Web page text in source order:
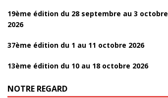
19ème édition du 28 septembre au 3 octobre
2026
37ème édition du 1 au 11 octobre 2026
13ème édition du 10 au 18 octobre 2026
NOTRE REGARD